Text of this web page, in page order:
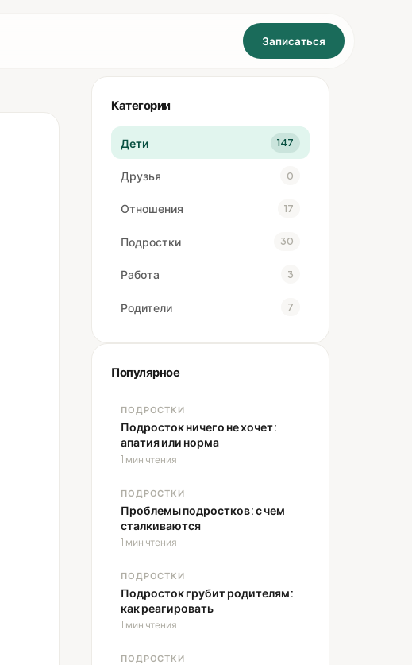
Записаться
Категории
Дети 147
Друзья 0
Отношения 17
Подростки 30
Работа 3
Родители 7
Популярное
ПОДРОСТКИ
Подросток ничего не хочет:
апатия или норма
1 мин чтения
ПОДРОСТКИ
Проблемы подростков: с чем
сталкиваются
1 мин чтения
ПОДРОСТКИ
Подросток грубит родителям:
как реагировать
1 мин чтения
ПОДРОСТКИ